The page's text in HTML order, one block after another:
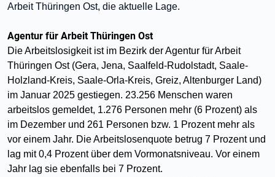
Arbeit Thüringen Ost, die aktuelle Lage.
Agentur für Arbeit Thüringen Ost
Die Arbeitslosigkeit ist im Bezirk der Agentur für Arbeit
Thüringen Ost (Gera, Jena, Saalfeld-Rudolstadt, Saale-
Holzland-Kreis, Saale-Orla-Kreis, Greiz, Altenburger Land)
im Januar 2025 gestiegen. 23.256 Menschen waren
arbeitslos gemeldet, 1.276 Personen mehr (6 Prozent) als
im Dezember und 261 Personen bzw. 1 Prozent mehr als
vor einem Jahr. Die Arbeitslosenquote betrug 7 Prozent und
lag mit 0,4 Prozent über dem Vormonatsniveau. Vor einem
Jahr lag sie ebenfalls bei 7 Prozent.